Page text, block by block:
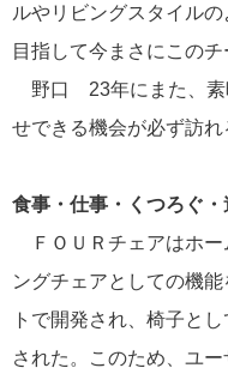
ルやリビングスタイル
目指して今まさにこの
野口 23年にまた、素
せできる機会が必ず訪れ
食事・仕事・くつろぐ
ＦＯＵＲチェアはホー
ングチェアとしての機
トで開発され、椅子と
された。このため、ユ